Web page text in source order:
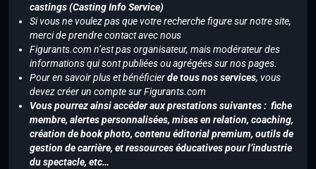
castings (Casting Info Service)
Si vous ne voulez pas que votre recherche figure sur notre site,
merci de prendre contact avec nous
Figurants.com n’est pas organisateur, mais modérateur des
informations qui sont publiées ou agrégées sur nos pages.
Pour en savoir plus et bénéficierde tous nos services, vous
devez créer un compte sur Figurants.com
Vous pourrez ainsi accéder aux prestations suivantes : fiche
membre, alertes personnalisées, mises en relation, coaching,
création de book photo, contenu éditorial premium, outils de
gestion de carrière, et ressources éducatives pour l’industrie
du spectacle, etc…